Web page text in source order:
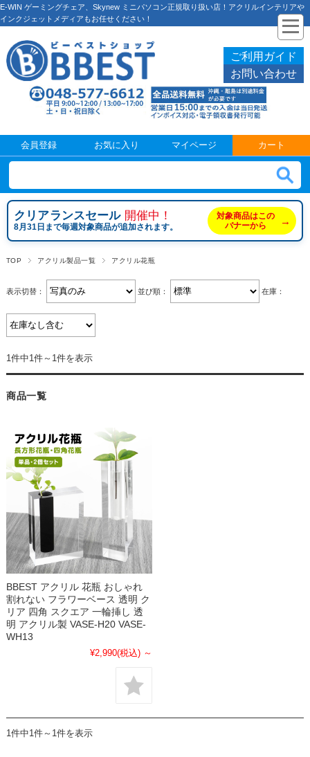
E-WIN ゲーミングチェア、Skynew ミニパソコン正規取り扱い店！アクリルインテリアや
インクジェットメディアもお任せください！
ご利用ガイド
お問い合わせ
会員登録 お気に入り マイページ カート
クリアランスセール 開催中！
8月31日まで毎週対象商品が追加されます。
対象商品はこの
バナーから
→
TOP アクリル製品一覧 アクリル花瓶
表示切替： 並び順： 在庫：
1件中1件～1件を表示
商品一覧
BBEST アクリル 花瓶 おしゃれ
割れない フラワーベース 透明 ク
リア 四角 スクエア 一輪挿し 透
明 アクリル製 VASE-H20 VASE-
WH13
¥2,990(税込) ～
1件中1件～1件を表示